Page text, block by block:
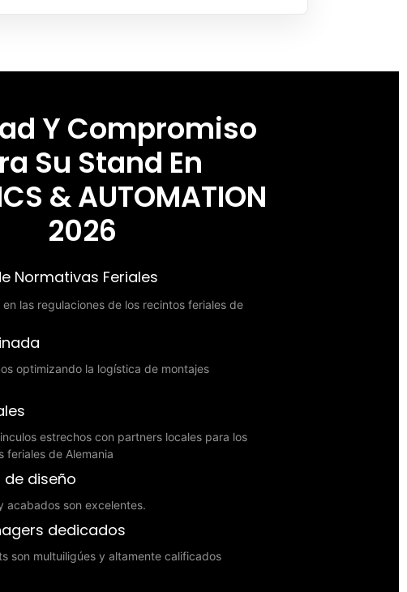
Y Compromiso
Su Stand En
& AUTOMATION
2026
Normativas Feriales
las regulaciones de los recintos feriales de
optimizando la logística de montajes
estrechos con partners locales para los
feriales de Alemania
diseño
acabados son excelentes.
dedicados
son multuiligúes y altamente calificados